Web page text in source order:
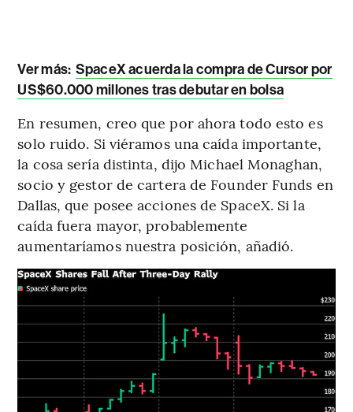
Ver más: SpaceX acuerda la compra de Cursor por
US$60.000 millones tras debutar en bolsa
En resumen, creo que por ahora todo esto es
solo ruido. Si viéramos una caída importante,
la cosa sería distinta, dijo Michael Monaghan,
socio y gestor de cartera de Founder Funds en
Dallas, que posee acciones de SpaceX. Si la
caída fuera mayor, probablemente
aumentaríamos nuestra posición, añadió.